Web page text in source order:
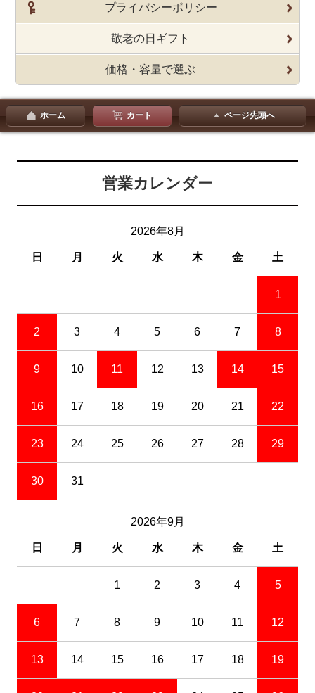
プライバシーポリシー
敬老の日ギフト
価格・容量で選ぶ
ホーム カート ページ先頭へ
営業カレンダー
2026年8月
日 月 火 水 木 金 土
1
2 3 4 5 6 7 8
9 10 11 12 13 14 15
16 17 18 19 20 21 22
23 24 25 26 27 28 29
30 31
2026年9月
日 月 火 水 木 金 土
1 2 3 4 5
6 7 8 9 10 11 12
13 14 15 16 17 18 19